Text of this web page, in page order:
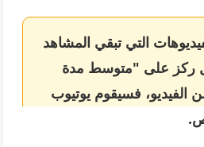
الفيديوهات التي تبقي المشاهد
ركز على "متوسط مدة
إذا نجحت في جعل المشاهد يكمل 60% من الفيديو، فسيقوم يوتيوب